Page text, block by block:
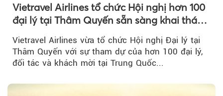
Vietravel Airlines tổ chức Hội nghị hơn 100
đại lý tại Thâm Quyến sẵn sàng khai thác
đường bay thẳng TP.HCM - Thâm Quyến
Vietravel Airlines vừa tổ chức Hội nghị Đại lý tại
Thâm Quyến với sự tham dự của hơn 100 đại lý,
đối tác và khách mời tại Trung Quốc...